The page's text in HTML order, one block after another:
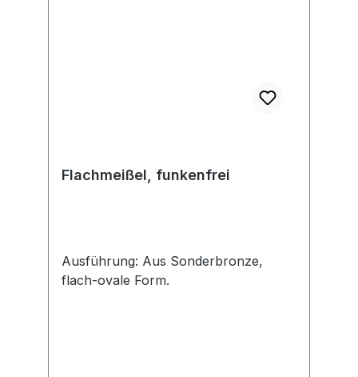
Flachmeißel, funkenfrei
Ausführung: Aus Sonderbronze,
flach-ovale Form.